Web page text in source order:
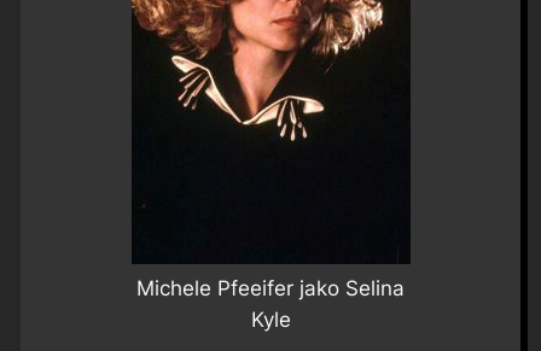
Michele Pfeeifer jako Selina
Kyle